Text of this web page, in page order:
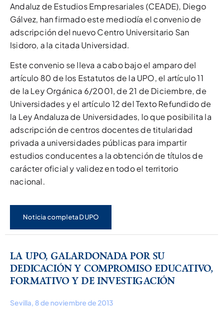
Andaluz de Estudios Empresariales (CEADE), Diego
Gálvez, han firmado este mediodía el convenio de
adscripción del nuevo Centro Universitario San
Isidoro, a la citada Universidad.
Este convenio se lleva a cabo bajo el amparo del
artículo 80 de los Estatutos de la UPO, el artículo 11
de la Ley Orgánica 6/2001, de 21 de Diciembre, de
Universidades y el artículo 12 del Texto Refundido de
la Ley Andaluza de Universidades, lo que posibilita la
adscripción de centros docentes de titularidad
privada a universidades públicas para impartir
estudios conducentes a la obtención de títulos de
carácter oficial y validez en todo el territorio
nacional.
Noticia completa DUPO
LA UPO, GALARDONADA POR SU
DEDICACIÓN Y COMPROMISO EDUCATIVO,
FORMATIVO Y DE INVESTIGACIÓN
Sevilla, 8 de noviembre de 2013